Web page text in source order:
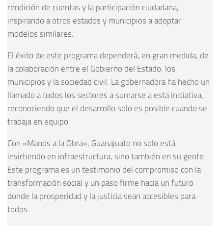
rendición de cuentas y la participación ciudadana,
inspirando a otros estados y municipios a adoptar
modelos similares.
El éxito de este programa dependerá, en gran medida, de
la colaboración entre el Gobierno del Estado, los
municipios y la sociedad civil. La gobernadora ha hecho un
llamado a todos los sectores a sumarse a esta iniciativa,
reconociendo que el desarrollo solo es posible cuando se
trabaja en equipo.
Con «Manos a la Obra», Guanajuato no solo está
invirtiendo en infraestructura, sino también en su gente.
Este programa es un testimonio del compromiso con la
transformación social y un paso firme hacia un futuro
donde la prosperidad y la justicia sean accesibles para
todos.